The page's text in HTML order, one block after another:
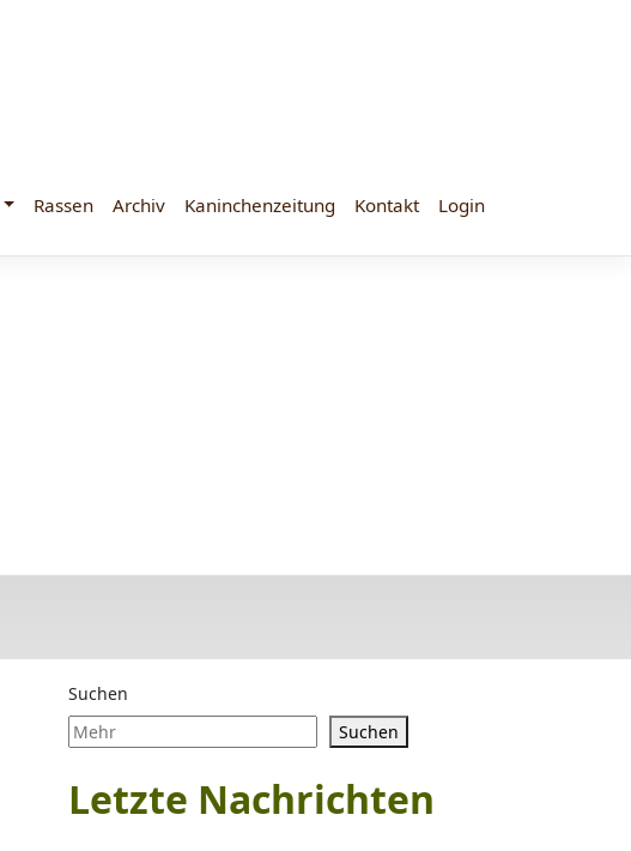
Rassen Archiv Kaninchenzeitung Kontakt Login
Suchen
Suchen
Letzte Nachrichten